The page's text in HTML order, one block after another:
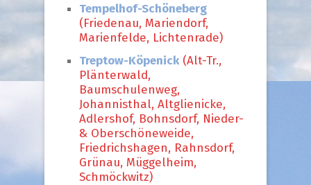
Tempelhof-Schöneberg
(Friedenau, Mariendorf,
Marienfelde, Lichtenrade)
Treptow-Köpenick(Alt-Tr.,
Plänterwald,
Baumschulenweg,
Johannisthal, Altglienicke,
Adlershof, Bohnsdorf, Nieder-
& Oberschöneweide,
Friedrichshagen, Rahnsdorf,
Grünau, Müggelheim,
Schmöckwitz)